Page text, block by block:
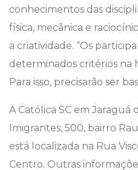
conhecimentos das
física, mecânica e
a criatividade. “Os
determinados critérios na
Para isso, precisarão ser
A Católica SC em Jaraguá
Imigrantes, 500, bairro
está localizada na Rua
Centro. Outras